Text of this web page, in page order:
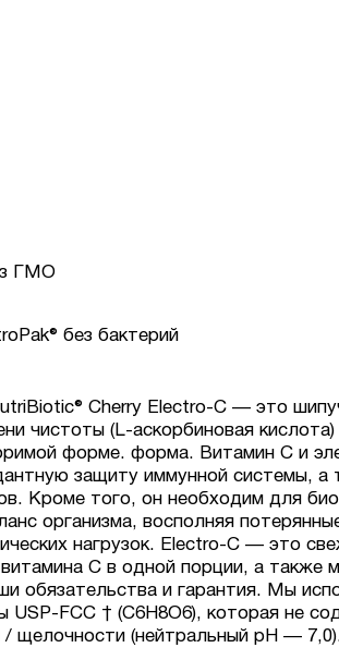
ГМО
без бактерий
Cherry Electro-C — это
чистоты (L-аскорбиновая
форме. форма. Витамин С и
защиту иммунной системы,
Кроме того, он необходим для
организма, восполняя
нагрузок. Electro-C — это
C в одной порции, а
обязательства и гарантия. Мы
USP-FCC † (C6H8O6), которая не
/ щелочности (нейтральный pH —